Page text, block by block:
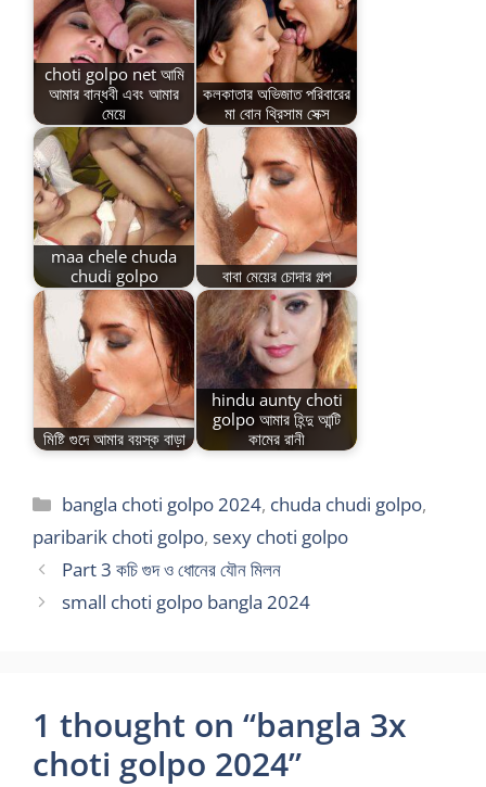
choti golpo net আমি
আমার বান্ধবী এবং আমার
মেয়ে
কলকাতার অভিজাত পরিবারের
মা বোন থ্রিসাম সেক্স
maa chele chuda
chudi golpo
বাবা মেয়ের চোদার গল্প
মিষ্টি গুদে আমার বয়স্ক বাড়া
hindu aunty choti
golpo আমার হিন্দু আন্টি
কামের রানী
Categories
bangla choti golpo 2024, chuda chudi golpo,
paribarik choti golpo, sexy choti golpo
Part 3 কচি গুদ ও ধোনের যৌন মিলন
small choti golpo bangla 2024
1 thought on “bangla 3x
choti golpo 2024”